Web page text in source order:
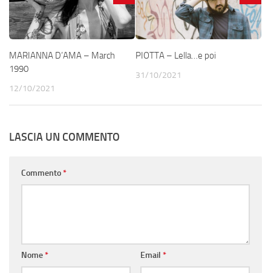
MARIANNA D’AMA – March
1990
12/10/2021
PIOTTA – Lella…e poi
31/10/2021
LASCIA UN COMMENTO
Commento*
Nome* Email *